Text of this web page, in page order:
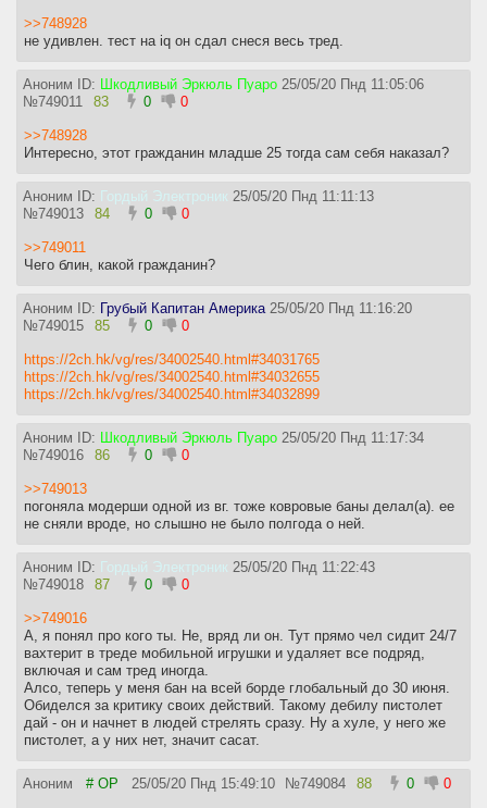
>>748928
не удивлен. тест на iq он сдал снеся весь тред.
Аноним ID: Шкодливый Эркюль Пуаро 25/05/20 Пнд 11:05:06
№749011 83 0 0
>>748928
Интересно, этот гражданин младше 25 тогда сам себя наказал?
Аноним ID: Гордый Электроник 25/05/20 Пнд 11:11:13
№749013 84 0 0
>>749011
Чего блин, какой гражданин?
Аноним ID: Грубый Капитан Америка 25/05/20 Пнд 11:16:20
№749015 85 0 0
https://2ch.hk/vg/res/34002540.html#34031765
https://2ch.hk/vg/res/34002540.html#34032655
https://2ch.hk/vg/res/34002540.html#34032899
Аноним ID: Шкодливый Эркюль Пуаро 25/05/20 Пнд 11:17:34
№749016 86 0 0
>>749013
погоняла модерши одной из вг. тоже ковровые баны делал(а). ее
не сняли вроде, но слышно не было полгода о ней.
Аноним ID: Гордый Электроник 25/05/20 Пнд 11:22:43
№749018 87 0 0
>>749016
А, я понял про кого ты. Не, вряд ли он. Тут прямо чел сидит 24/7
вахтерит в треде мобильной игрушки и удаляет все подряд,
включая и сам тред иногда.
Алсо, теперь у меня бан на всей борде глобальный до 30 июня.
Обиделся за критику своих действий. Такому дебилу пистолет
дай - он и начнет в людей стрелять сразу. Ну а хуле, у него же
пистолет, а у них нет, значит сасат.
Аноним # OP 25/05/20 Пнд 15:49:10 №749084 88 0 0